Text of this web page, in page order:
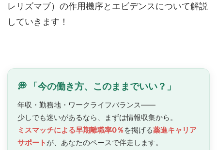
レリズマブ）の作用機序とエビデンスについて解説
していきます！
💭 「今の働き方、このままでいい？」
年収・勤務地・ワークライフバランス——
少しでも迷いがあるなら、まずは情報収集から。
ミスマッチによる早期離職率0％を掲げる薬進キャリア
サポート が、あなたのペースで伴走します。